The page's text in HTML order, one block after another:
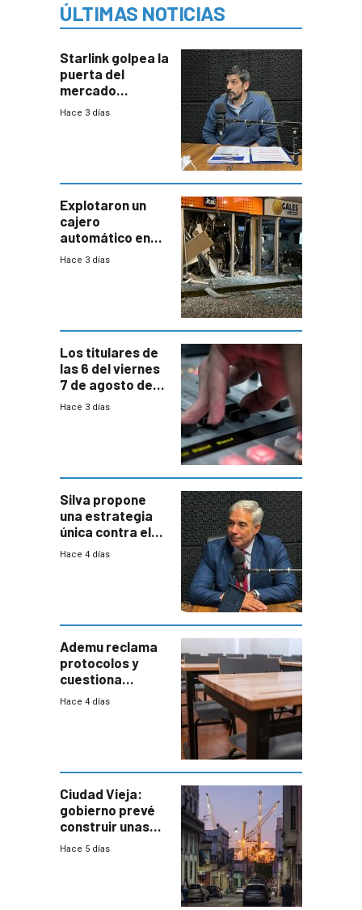
ÚLTIMAS NOTICIAS
Starlink golpea la
puerta del
mercado
uruguayo y Antel
con mayor
miedo”
Hace 3 días
Explotaron un
cajero
automático en
Parque Miramar;
Hace 3 días
Los titulares de
las 6 del viernes
7 de agosto de
2026
Hace 3 días
Silva propone
una estrategia
única contra el
narcotráfico y
Hace 4 días
Ademu reclama
protocolos y
cuestiona
demora de
Hace 4 días
Ciudad Vieja:
gobierno prevé
construir unas
mil viviendas en
Hace 5 días